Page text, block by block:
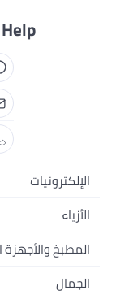
الإلكترونيات
الهواتف المتحركة
أجهزة الكمبيوتر
الأجهزة المنزلية
الأزياء
أزياء نسائية
أزياء البنات
المطبخ والأجهزة
المطبخ وأدوات
الجمال